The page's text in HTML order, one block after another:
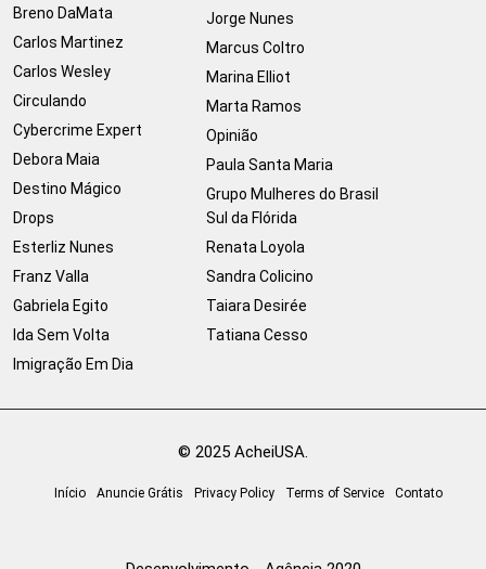
Breno DaMata
Carlos Martinez
Carlos Wesley
Circulando
Cybercrime Expert
Debora Maia
Destino Mágico
Drops
Esterliz Nunes
Franz Valla
Gabriela Egito
Ida Sem Volta
Imigração Em Dia
Jorge Nunes
Marcus Coltro
Marina Elliot
Marta Ramos
Opinião
Paula Santa Maria
Grupo Mulheres do Brasil
Sul da Flórida
Renata Loyola
Sandra Colicino
Taiara Desirée
Tatiana Cesso
© 2025 AcheiUSA.
Início Anuncie Grátis Privacy Policy Terms of Service Contato